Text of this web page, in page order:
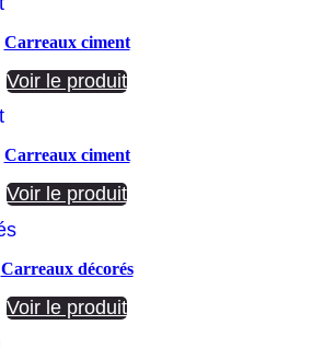
Carreaux ciment
Voir le produit
Carreaux ciment
Voir le produit
Carreaux décorés
Voir le produit